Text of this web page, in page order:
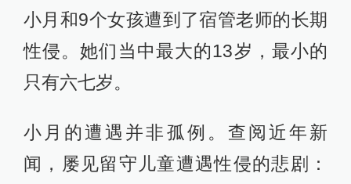
小月和9个女孩遭到了宿管老师的长期
性侵。她们当中最大的13岁，最小的
只有六七岁。
小月的遭遇并非孤例。查阅近年新
闻，屡见留守儿童遭遇性侵的悲剧：